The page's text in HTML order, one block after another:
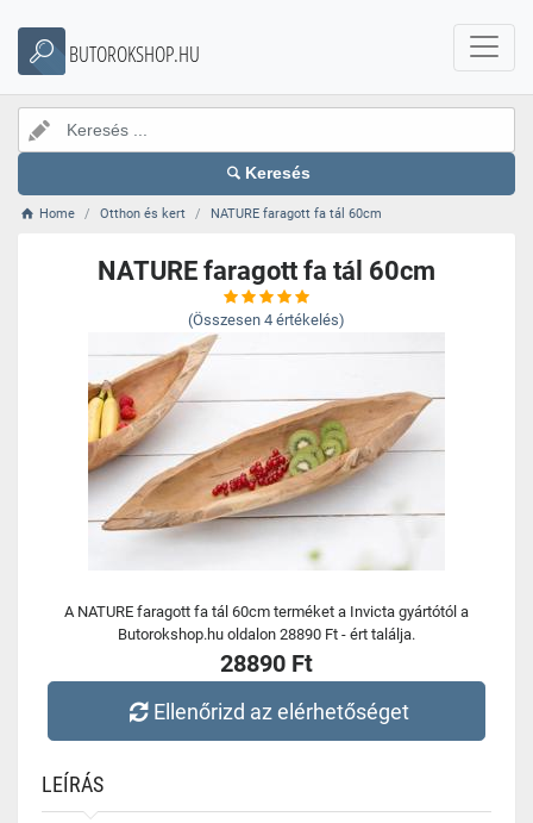
BUTOROKSHOP.HU
Keresés
Home Otthon és kert NATURE faragott fa tál 60cm
NATURE faragott fa tál 60cm
(Összesen 4 értékelés)
A NATURE faragott fa tál 60cm terméket a Invicta gyártótól a
Butorokshop.hu oldalon 28890 Ft - ért találja.
28890 Ft
Ellenőrizd az elérhetőséget
LEÍRÁS